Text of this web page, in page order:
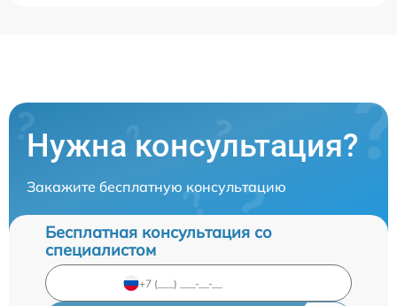
Нужна консультация?
Закажите бесплатную консультацию
Бесплатная консультация со
специалистом